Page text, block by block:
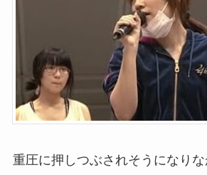
重圧に押しつぶされそうになり